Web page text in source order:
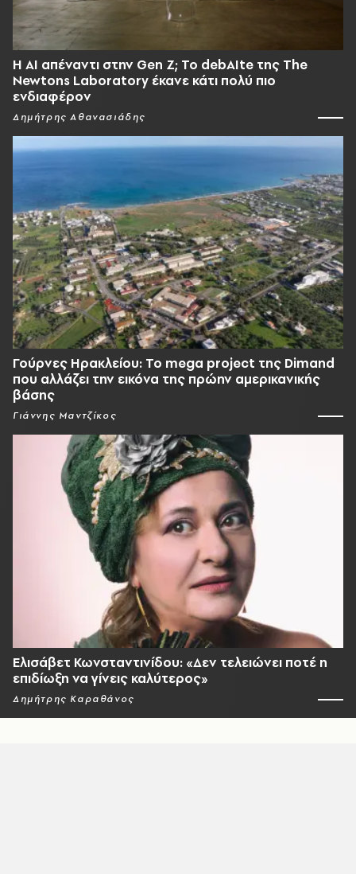
Η AI απέναντι στην Gen Z; Το debAIte της The
Newtons Laboratory έκανε κάτι πολύ πιο
ενδιαφέρον
Δημήτρης Αθανασιάδης
Γούρνες Ηρακλείου: To mega project της Dimand
που αλλάζει την εικόνα της πρώην αμερικανικής
βάσης
Γιάννης Μαντζίκος
Ελισάβετ Κωνσταντινίδου: «Δεν τελειώνει ποτέ η
επιδίωξη να γίνεις καλύτερος»
Δημήτρης Καραθάνος